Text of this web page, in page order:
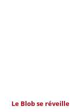
Le Blob se réveille